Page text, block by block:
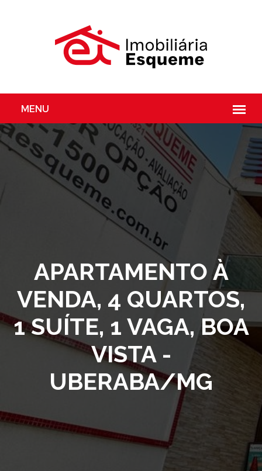
APARTAMENTO À
VENDA, 4 QUARTOS,
1 SUÍTE, 1 VAGA, BOA
VISTA -
UBERABA/MG